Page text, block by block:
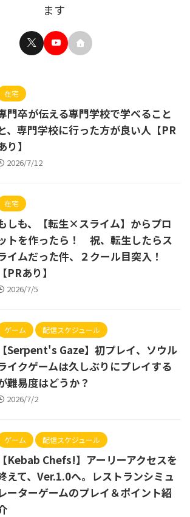
ます
在宅
門卒が伝える専門学校で学べること
、専門学校に行った方が良い人【PR
り】
2026/7/12
在宅
しも、【転生×スライム】からプロ
トを作ったら！ 祝、転生したらス
イムだった件、２クール目突入！
【PRあり】
2026/7/5
ゲーム 配信スケジュール
【Serpent's Gaze】初プレイ、ソウル
イクゲームは久しぶりにプレイする
難易度はどうか？
2026/7/2
ゲーム 配信スケジュール
【Kebab Chefs!】アーリーアクセスを
えて、Ver.1.0へ。レストランシミュ
ーターゲームのプレイ＆ポイント紹